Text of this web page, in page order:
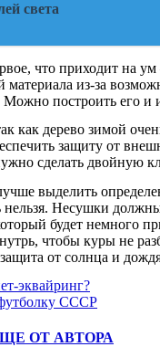
света
что приходит на
материала из-за
построить его
как дерево зимой
защиту от
сделать двойную
выделить
Несушки
будет немного
чтобы куры не
от солнца и
эквайринг?
СССР
ОТ АВТОРА